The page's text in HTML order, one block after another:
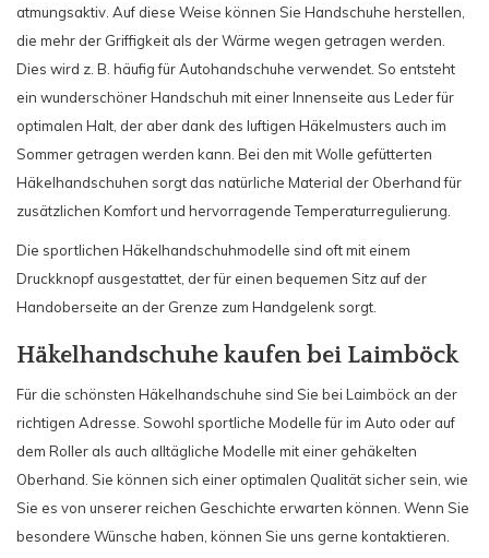
atmungsaktiv. Auf diese Weise können Sie Handschuhe herstellen,
die mehr der Griffigkeit als der Wärme wegen getragen werden.
Dies wird z. B. häufig für Autohandschuhe verwendet. So entsteht
ein wunderschöner Handschuh mit einer Innenseite aus Leder für
optimalen Halt, der aber dank des luftigen Häkelmusters auch im
Sommer getragen werden kann. Bei den mit Wolle gefütterten
Häkelhandschuhen sorgt das natürliche Material der Oberhand für
zusätzlichen Komfort und hervorragende Temperaturregulierung.
Die sportlichen Häkelhandschuhmodelle sind oft mit einem
Druckknopf ausgestattet, der für einen bequemen Sitz auf der
Handoberseite an der Grenze zum Handgelenk sorgt.
Häkelhandschuhe kaufen bei Laimböck
Für die schönsten Häkelhandschuhe sind Sie bei Laimböck an der
richtigen Adresse. Sowohl sportliche Modelle für im Auto oder auf
dem Roller als auch alltägliche Modelle mit einer gehäkelten
Oberhand. Sie können sich einer optimalen Qualität sicher sein, wie
Sie es von unserer reichen Geschichte erwarten können. Wenn Sie
besondere Wünsche haben, können Sie uns gerne kontaktieren.